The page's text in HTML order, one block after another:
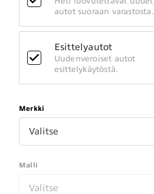
autot suoraan varastosta.
Esittelyautot
Uudenveroiset autot
esittelykäytöstä.
Merkki
Valitse
Malli
Valitse